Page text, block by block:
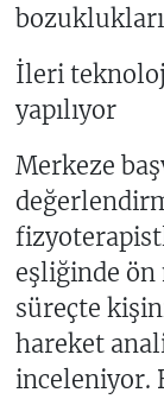
İleri
yapılıyor
Merkeze
eşliğinde ön
süreçte
hareket
inceleniyor.